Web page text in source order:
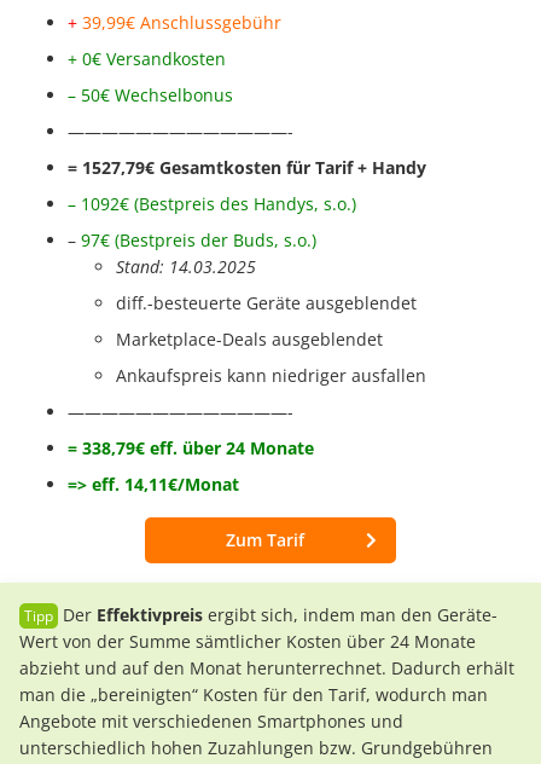
+ 39,99€ Anschlussgebühr
+ 0€ Versandkosten
– 50€ Wechselbonus
—————————————-
= 1527,79€ Gesamtkosten für Tarif + Handy
– 1092€ (Bestpreis des Handys, s.o.)
– 97€ (Bestpreis der Buds, s.o.)
Stand: 14.03.2025
diff.-besteuerte Geräte ausgeblendet
Marketplace-Deals ausgeblendet
Ankaufspreis kann niedriger ausfallen
—————————————-
= 338,79€ eff. über 24 Monate
=> eff. 14,11€/Monat
Zum Tarif
Der Effektivpreis ergibt sich, indem man den Geräte-
Wert von der Summe sämtlicher Kosten über 24 Monate
abzieht und auf den Monat herunterrechnet. Dadurch erhält
man die „bereinigten“ Kosten für den Tarif, wodurch man
Angebote mit verschiedenen Smartphones und
unterschiedlich hohen Zuzahlungen bzw. Grundgebühren